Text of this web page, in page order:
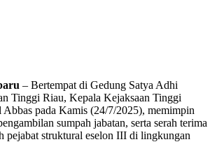
– Bertempat di Gedung Satya Adhi
Tinggi Riau, Kepala Kejaksaan Tinggi
pada Kamis (24/7/2025), memimpin
sumpah jabatan, serta serah terima
pejabat struktural eselon III di lingkungan